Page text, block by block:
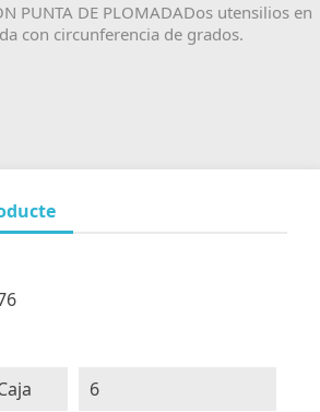
PUNTA DE PLOMADADos utensilios en
con circunferencia de grados.
6